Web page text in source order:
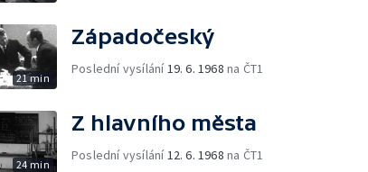
21 min
Západočeský
Poslední vysílání 19. 6. 1968 na ČT1
24 min
Z hlavního města
Poslední vysílání 12. 6. 1968 na ČT1